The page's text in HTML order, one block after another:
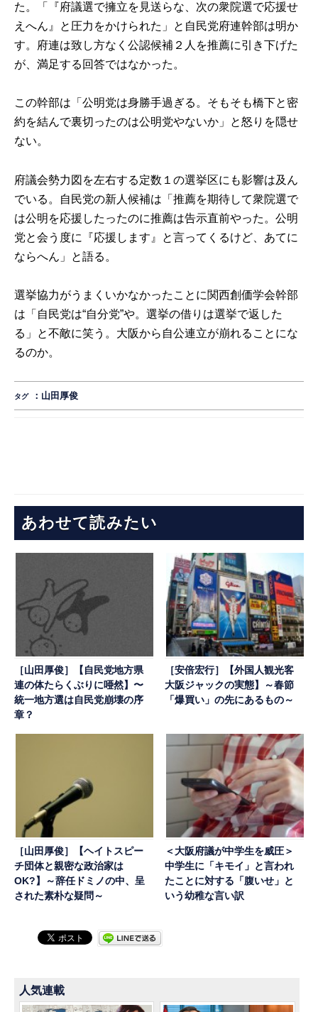
た。「『府議選で擁立を見送らな、次の衆院選で応援せ
えへん』と圧力をかけられた」と自民党府連幹部は明か
す。府連は致し方なく公認候補２人を推薦に引き下げた
が、満足する回答ではなかった。
この幹部は「公明党は身勝手過ぎる。そもそも橋下と密
約を結んで裏切ったのは公明党やないか」と怒りを隠せ
ない。
府議会勢力図を左右する定数１の選挙区にも影響は及ん
でいる。自民党の新人候補は「推薦を期待して衆院選で
は公明を応援したったのに推薦は告示直前やった。公明
党と会う度に『応援します』と言ってくるけど、あてに
ならへん」と語る。
選挙協力がうまくいかなかったことに関西創価学会幹部
は「自民党は“自分党”や。選挙の借りは選挙で返した
る」と不敵に笑う。大阪から自公連立が崩れることにな
るのか。
タグ ： 山田厚俊
あわせて読みたい
［山田厚俊］【自民党地方県
連の体たらくぶりに唖然】〜
統一地方選は自民党崩壊の序
章？
［安倍宏行］【外国人観光客
大阪ジャックの実態】～春節
「爆買い」の先にあるもの～
［山田厚俊］【ヘイトスピー
チ団体と親密な政治家は
OK?】～辞任ドミノの中、呈
された素朴な疑問～
＜大阪府議が中学生を威圧＞
中学生に「キモイ」と言われ
たことに対する「腹いせ」と
いう幼稚な言い訳
人気連載